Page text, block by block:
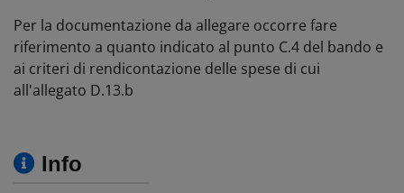
Per la documentazione da allegare occorre fare
riferimento a quanto indicato al punto C.4 del bando e
ai criteri di rendicontazione delle spese di cui
all'allegato D.13.b
Info